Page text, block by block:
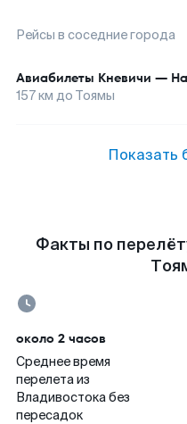
Рейсы в соседние города
Авиабилеты Кневичи —
157км до Тоямы
Показать
Факты по
около 2 часов
Среднее время
перелета из
Владивостока без
пересадок